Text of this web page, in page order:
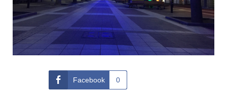
Facebook 0